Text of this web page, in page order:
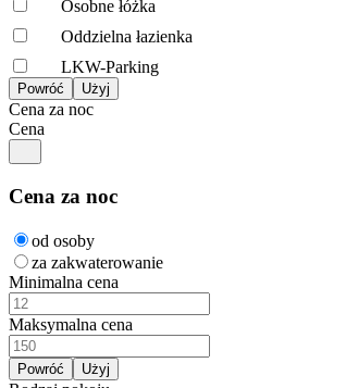
Osobne łóżka
Oddzielna łazienka
LKW-Parking
Cena za noc
Cena
Cena za noc
od osoby
za zakwaterowanie
Minimalna cena
Maksymalna cena